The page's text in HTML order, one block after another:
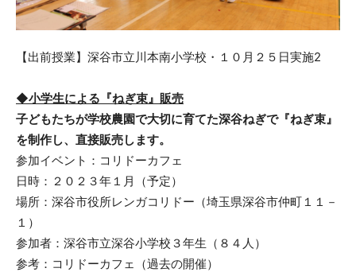
【出前授業】深谷市立川本南小学校・１０月２５日実施2
◆小学生による『ねぎ束』販売
子どもたちが学校農園で大切に育てた深谷ねぎで『ねぎ束』
を制作し、直接販売します。
参加イベント：コリドーカフェ
日時：２０２３年１月（予定）
場所：深谷市役所レンガコリドー（埼玉県深谷市仲町１１－
１）
参加者：深谷市立深谷小学校３年生（８４人）
参考：コリドーカフェ（過去の開催）